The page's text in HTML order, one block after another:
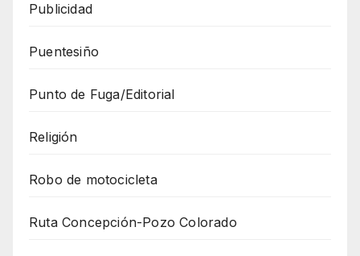
Publicidad
Puentesiño
Punto de Fuga/Editorial
Religión
Robo de motocicleta
Ruta Concepción-Pozo Colorado